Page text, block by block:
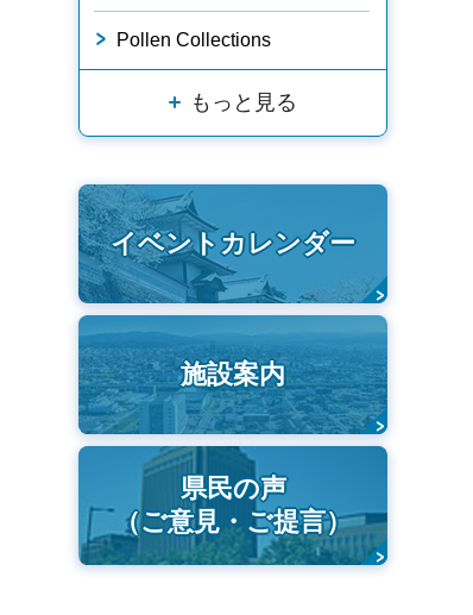
Pollen Collections
もっと見る
イベントカレンダー
施設案内
県民の声
（ご意見・ご提言）